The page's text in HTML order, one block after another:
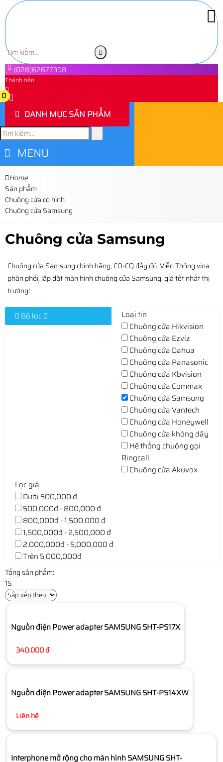
(028)62677398
Thành tiền
0
0
DANH MỤC SẢN PHẨM
MENU
Home
Sản phẩm
Chuông cửa có hình
Chuông cửa Samsung
Chuông cửa Samsung
Chuông cửa Samsung chính hãng, CO-CQ đầy đủ. Viễn Thông vina
phân phối, lắp đặt màn hình chuông cửa Samsung, giá tốt nhất thị
trường!
Bộ lọc
Loại tin
Chuông cửa Hikvision
Chuông cửa Ezviz
Chuông cửa Dahua
Chuông cửa Panasonic
Chuông cửa Kbvision
Chuông cửa Commax
Chuông cửa Samsung
Chuông cửa Vantech
Chuông cửa Honeywell
Chuông cửa không dây
Hệ thống chuông gọi
Ringcall
Chuông cửa Akuvox
Lọc giá
Dưới 500,000 đ
500,000đ - 800,000 đ
800,000đ - 1,500,000 đ
1,500,000đ - 2,500,000 đ
2,000,000đ - 5,000,000 đ
Trên 5,000,000đ
Tổng sản phẩm:
15
Nguồn điện Power adapter SAMSUNG SHT-PS17X
340.000 đ
Nguồn điện Power adapter SAMSUNG SHT-PS14XW
Liên hệ
Interphone mở rộng cho màn hình SAMSUNG SHT-